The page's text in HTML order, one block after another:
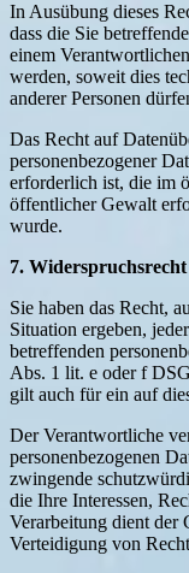
In Ausübung dieses
dass die Sie
einem
werden, soweit dies
anderer Personen
Das Recht auf
personenbezogener
erforderlich ist, die im
öffentlicher Gewalt
wurde.
7. Widerspruchsrecht
Sie haben das Recht,
Situation ergeben,
betreffenden
Abs. 1 lit. e oder f
gilt auch für ein auf
Der Verantwortliche
personenbezogenen
zwingende
die Ihre Interessen,
Verarbeitung dient der
Verteidigung von